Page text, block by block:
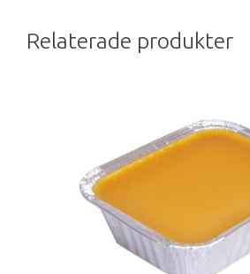
Relaterade produkter